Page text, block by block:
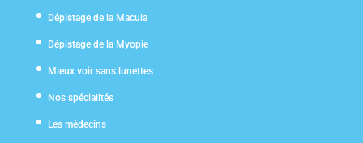
Dépistage de la Macula
Dépistage de la Myopie
Mieux voir sans lunettes
Nos spécialités
Les médecins